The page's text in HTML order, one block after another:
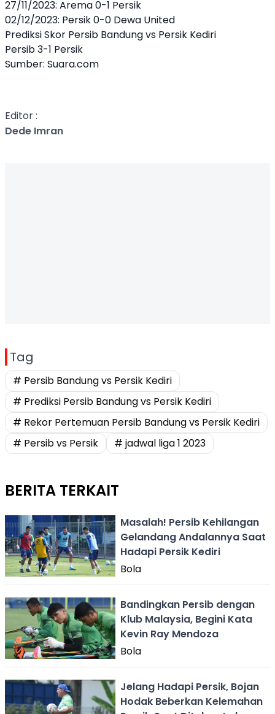
27/11/2023: Arema 0-1 Persik
02/12/2023: Persik 0-0 Dewa United
Prediksi Skor Persib Bandung vs Persik Kediri
Persib 3-1 Persik
Sumber: Suara.com
Editor :
Dede Imran
Tag
# Persib Bandung vs Persik Kediri
# Prediksi Persib Bandung vs Persik Kediri
# Rekor Pertemuan Persib Bandung vs Persik Kediri
# Persib vs Persik
# jadwal liga 1 2023
BERITA TERKAIT
Masalah! Persib Kehilangan
Gelandang Andalannya Saat
Hadapi Persik Kediri
Bola
Bandingkan Persib dengan
Klub Malaysia, Begini Kata
Kevin Ray Mendoza
Bola
Jelang Hadapi Persik, Bojan
Hodak Beberkan Kelemahan